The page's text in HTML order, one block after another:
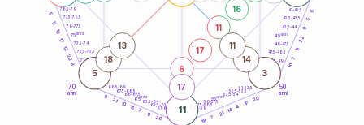
50
anni
70
anni
41-42,5
42,5-43,5
43,5-44
46-47,5
47,5-48,5
48,5-49
51-52,5
52,5-53,5
53,5-54
56-57,5
57,5-58,5
58,5-59
61-62,5
62,5-63,5
63,5-64
66-67,5
67,5-68,5
68,5-69
71-72,5
72,5-73,5
73,5-74
76-77,5
77,5-78,5
78,5-79 6
5
9
22
11
7
10
20
17
4
14
21
7
18
20
9
7
16
10
21
8
9
22
12
17
10
11
5
11
5 3
6
17
11
16
17
18
13
14
11
45anni
55anni
65anni
75anni